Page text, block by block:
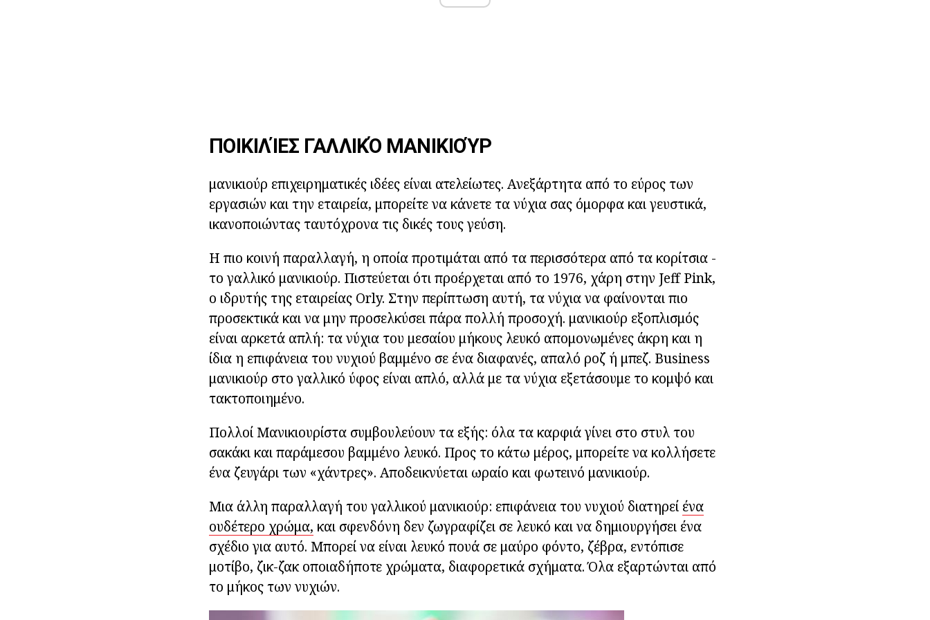
ΠΟΙΚΙΛΊΕΣ ΓΑΛΛΙΚΌ ΜΑΝΙΚΙΟΎΡ
μανικιούρ επιχειρηματικές ιδέες είναι ατελείωτες. Ανεξάρτητα από το εύρος των
εργασιών και την εταιρεία, μπορείτε να κάνετε τα νύχια σας όμορφα και γευστικά,
ικανοποιώντας ταυτόχρονα τις δικές τους γεύση.
Η πιο κοινή παραλλαγή, η οποία προτιμάται από τα περισσότερα από τα κορίτσια -
το γαλλικό μανικιούρ. Πιστεύεται ότι προέρχεται από το 1976, χάρη στην Jeff Pink,
ο ιδρυτής της εταιρείας Orly. Στην περίπτωση αυτή, τα νύχια να φαίνονται πιο
προσεκτικά και να μην προσελκύσει πάρα πολλή προσοχή. μανικιούρ εξοπλισμός
είναι αρκετά απλή: τα νύχια του μεσαίου μήκους λευκό απομονωμένες άκρη και η
ίδια η επιφάνεια του νυχιού βαμμένο σε ένα διαφανές, απαλό ροζ ή μπεζ. Business
μανικιούρ στο γαλλικό ύφος είναι απλό, αλλά με τα νύχια εξετάσουμε το κομψό και
τακτοποιημένο.
Πολλοί Μανικιουρίστα συμβουλεύουν τα εξής: όλα τα καρφιά γίνει στο στυλ του
σακάκι και παράμεσου βαμμένο λευκό. Προς το κάτω μέρος, μπορείτε να κολλήσετε
ένα ζευγάρι των «χάντρες». Αποδεικνύεται ωραίο και φωτεινό μανικιούρ.
Μια άλλη παραλλαγή του γαλλικού μανικιούρ: επιφάνεια του νυχιού διατηρεί ένα
ουδέτερο χρώμα, και σφενδόνη δεν ζωγραφίζει σε λευκό και να δημιουργήσει ένα
σχέδιο για αυτό. Μπορεί να είναι λευκό πουά σε μαύρο φόντο, ζέβρα, εντόπισε
μοτίβο, ζικ-ζακ οποιαδήποτε χρώματα, διαφορετικά σχήματα. Όλα εξαρτώνται από
το μήκος των νυχιών.